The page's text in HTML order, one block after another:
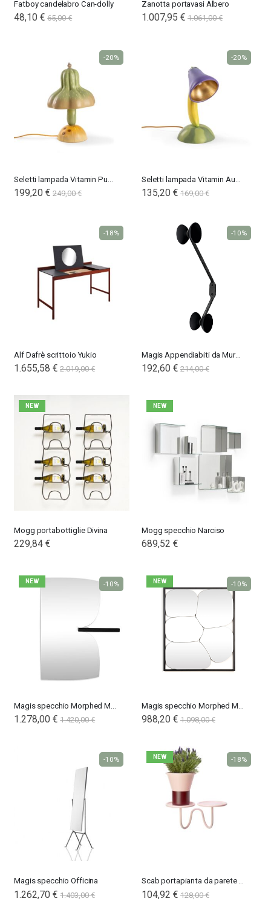
Fatboy candelabro Can-dolly
48,10 € 65,00 €
Zanotta portavasi Albero
1.007,95 € 1.061,00 €
Special
Price
199,20 € 249,00 €
-20%
Special
Price
135,20 € 169,00 €
-20%
Alf Dafrè scrittoio Yukio
1.655,58 € 2.019,00 €
-18%
Magis Appendiabiti da Muro Officina
Special
Price
192,60 € 214,00 €
-10%
NEW
Mogg portabottiglie Divina
229,84 €
NEW
Mogg specchio Narciso
689,52 €
NEW
1.278,00 € 1.420,00 €
-10% NEW
988,20 € 1.098,00 €
-10%
Magis specchio Officina
Special
Price
1.262,70 € 1.403,00 €
-10% NEW
Scab portapianta da parete Mimosa
104,92 € 128,00 €
-18%